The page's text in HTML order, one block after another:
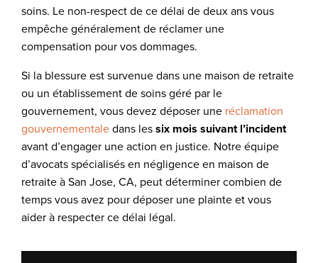
soins. Le non-respect de ce délai de deux ans vous
empêche généralement de réclamer une
compensation pour vos dommages.
Si la blessure est survenue dans une maison de retraite
ou un établissement de soins géré par le
gouvernement, vous devez déposer une réclamation
gouvernementaledans lessix mois suivant l’incident
avant d’engager une action en justice. Notre équipe
d’avocats spécialisés en négligence en maison de
retraite à San Jose, CA, peut déterminer combien de
temps vous avez pour déposer une plainte et vous
aider à respecter ce délai légal.